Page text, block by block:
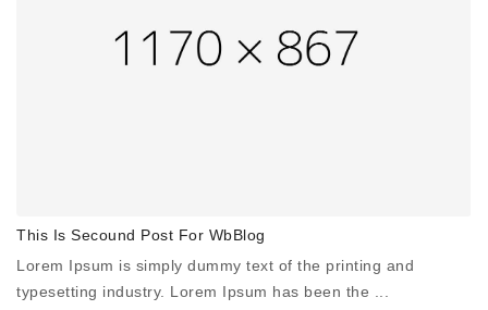
This Is Secound Post For WbBlog
Lorem Ipsum is simply dummy text of the printing and
typesetting industry. Lorem Ipsum has been the ...